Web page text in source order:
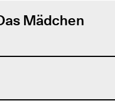
Mädchen